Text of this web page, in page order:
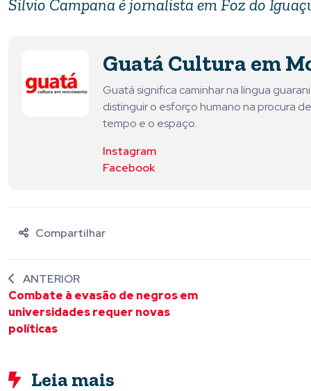
Silvio Campana é jornalista em Foz do
Guatá Cultura em
Guatá significa caminhar na língua
distinguir o esforço humano na procura
tempo e o espaço.
Instagram
Facebook
Compartilhar
ANTERIOR
Combate à evasão de negros em
universidades requer novas
políticas
Leia mais